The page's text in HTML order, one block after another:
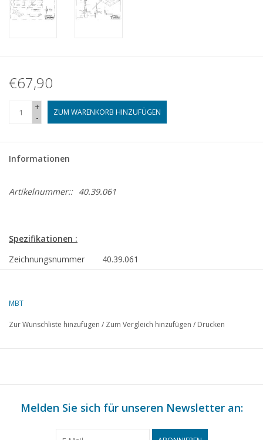
€67,90
+
-
ZUM WARENKORB HINZUFÜGEN
Informationen
Artikelnummer:: 40.39.061
Spezifikationen :
Zeichnungsnummer
40.39.061
Beschreibung
Qualität
B
Anzahl Blätter A0
0
MBT
Zur Wunschliste hinzufügen / Zum Vergleich hinzufügen / Drucken
Melden Sie sich für unseren Newsletter an: